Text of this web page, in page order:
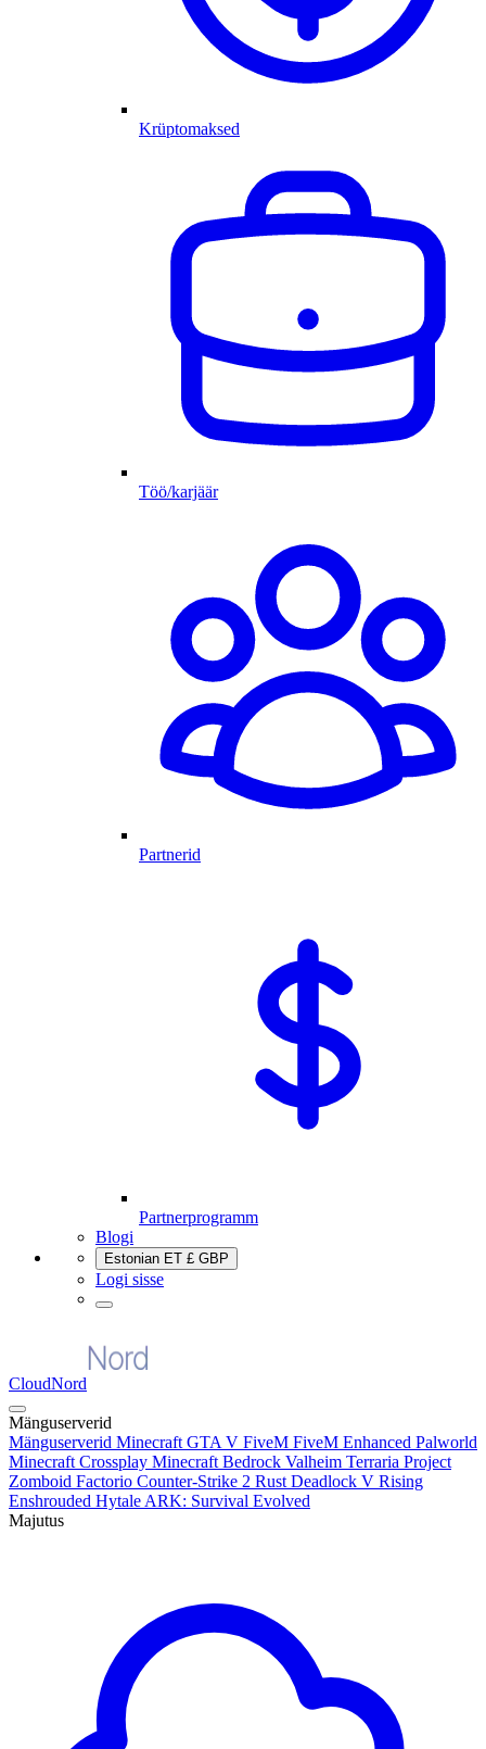
Krüptomaksed
Töö/karjäär
Partnerid
Partnerprogramm
Blogi
Estonian ET £ GBP
Logi sisse
CloudNord
Mänguserverid
Mänguserverid Minecraft GTA V FiveM FiveM Enhanced Palworld
Minecraft Crossplay Minecraft Bedrock Valheim Terraria Project
Zomboid Factorio Counter-Strike 2 Rust Deadlock V Rising
Enshrouded Hytale ARK: Survival Evolved
Majutus